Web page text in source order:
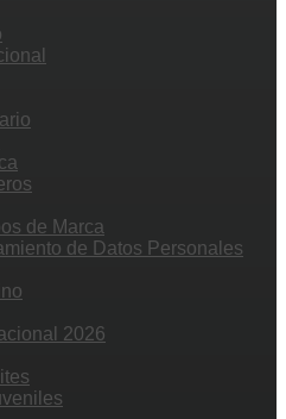
de Marca
de Datos Personales
2026